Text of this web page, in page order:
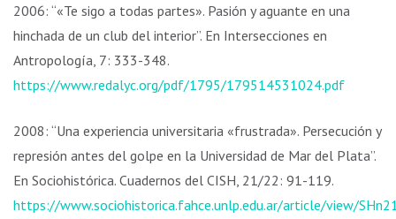
2006: “«Te sigo a todas partes». Pasión y aguante en una
hinchada de un club del interior”. En Intersecciones en
Antropología, 7: 333-348.
https://www.redalyc.org/pdf/1795/179514531024.pdf
2008: “Una experiencia universitaria «frustrada». Persecución y
represión antes del golpe en la Universidad de Mar del Plata”.
En Sociohistórica. Cuadernos del CISH, 21/22: 91-119.
https://www.sociohistorica.fahce.unlp.edu.ar/article/view/